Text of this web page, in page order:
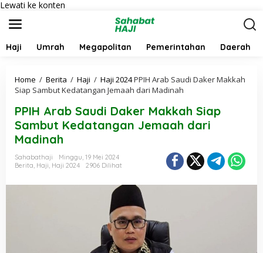
Lewati ke konten
Haji Umrah Megapolitan Pemerintahan Daerah
Home / Berita / Haji / Haji 2024PPIH Arab Saudi Daker Makkah
Siap Sambut Kedatangan Jemaah dari Madinah
PPIH Arab Saudi Daker Makkah Siap
Sambut Kedatangan Jemaah dari
Madinah
Sahabathaji
Minggu, 19 Mei 2024
Berita, Haji, Haji 2024 2906 Dilihat